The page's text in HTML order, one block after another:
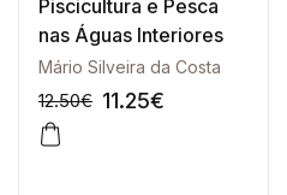
Piscicultura e Pesca
nas Águas Interiores
Mário Silveira da Costa
12.50€ 11.25€